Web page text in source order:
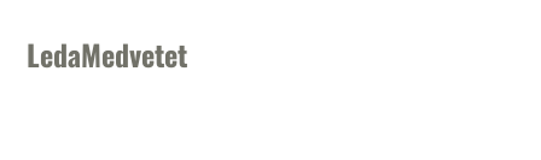
primary
main
footer
LedaMedvetet